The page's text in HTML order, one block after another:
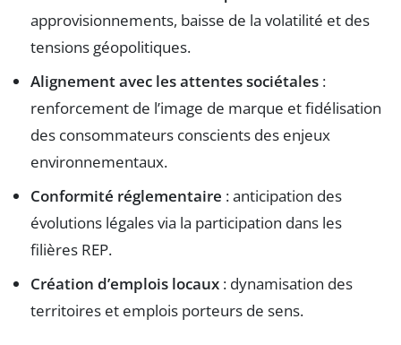
approvisionnements, baisse de la volatilité et des
tensions géopolitiques.
Alignement avec les attentes sociétales :
renforcement de l’image de marque et fidélisation
des consommateurs conscients des enjeux
environnementaux.
Conformité réglementaire : anticipation des
évolutions légales via la participation dans les
filières REP.
Création d’emplois locaux : dynamisation des
territoires et emplois porteurs de sens.